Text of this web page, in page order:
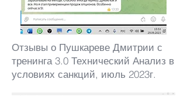
Отзывы о Пушкареве Дмитрии с
тренинга 3.0 Технический Анализ в
условиях санкций, июль 2023г.